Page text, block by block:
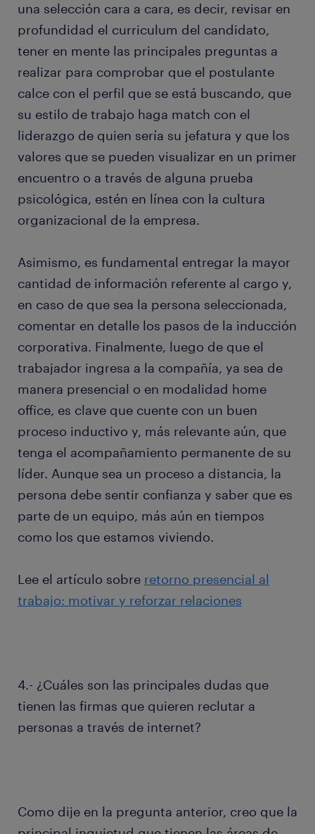
una selección cara a cara, es decir, revisar en
profundidad el curriculum del candidato,
tener en mente las principales preguntas a
realizar para comprobar que el postulante
calce con el perfil que se está buscando, que
su estilo de trabajo haga match con el
liderazgo de quien sería su jefatura y que los
valores que se pueden visualizar en un primer
encuentro o a través de alguna prueba
psicológica, estén en línea con la cultura
organizacional de la empresa.
Asimismo, es fundamental entregar la mayor
cantidad de información referente al cargo y,
en caso de que sea la persona seleccionada,
comentar en detalle los pasos de la inducción
corporativa. Finalmente, luego de que el
trabajador ingresa a la compañía, ya sea de
manera presencial o en modalidad home
office, es clave que cuente con un buen
proceso inductivo y, más relevante aún, que
tenga el acompañamiento permanente de su
líder. Aunque sea un proceso a distancia, la
persona debe sentir confianza y saber que es
parte de un equipo, más aún en tiempos
como los que estamos viviendo.
Lee el artículo sobre retorno presencial al
trabajo: motivar y reforzar relaciones
4.- ¿Cuáles son las principales dudas que
tienen las firmas que quieren reclutar a
personas a través de internet?
Como dije en la pregunta anterior, creo que la